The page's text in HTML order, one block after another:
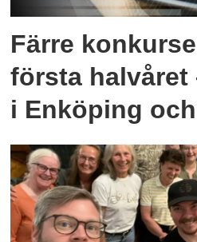
Färre
första halvåret
i Enköping